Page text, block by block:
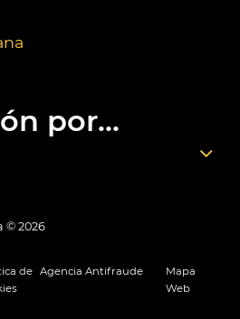
por...
© 2026
de Agencia Antifraude
Mapa
Web